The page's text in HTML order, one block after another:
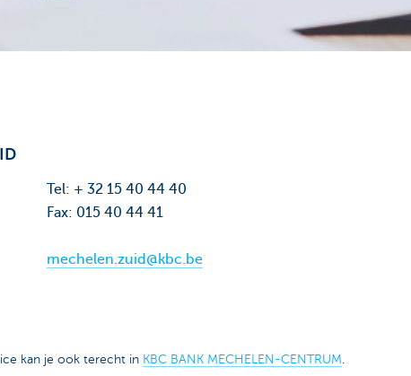
Tel: + 32 15 40 44 40
Fax: 015 40 44 41
mechelen.zuid@kbc.be
kan je ook terecht in KBC BANK MECHELEN-CENTRUM.